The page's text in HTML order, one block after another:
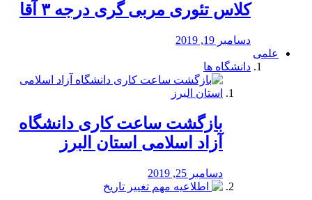
کلاس تئوری مربی گری درجه ۳ آقا
دسامبر 19, 2019
علمی
دانشگاه ها
بازگشت ساعت کاری دانشگاه
آزاد اسلامی استان البرز
دسامبر 25, 2019